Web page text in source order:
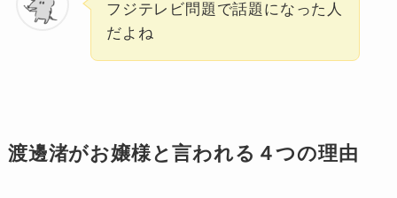
フジテレビ問題で話題になった人
だよね
渡邊渚がお嬢様と言われる４つの理由